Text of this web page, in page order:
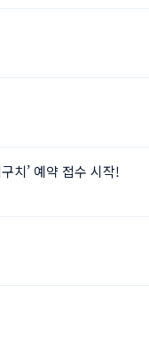
치’ 예약 접수 시작!